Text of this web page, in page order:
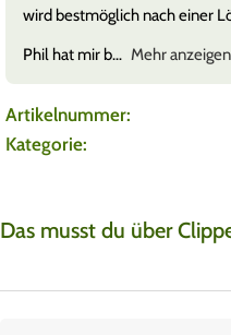
wird bestmöglich nach einer
Phil hat mir b
Mehr anzeigen
Artikelnummer:
Kategorie:
Das musst du über